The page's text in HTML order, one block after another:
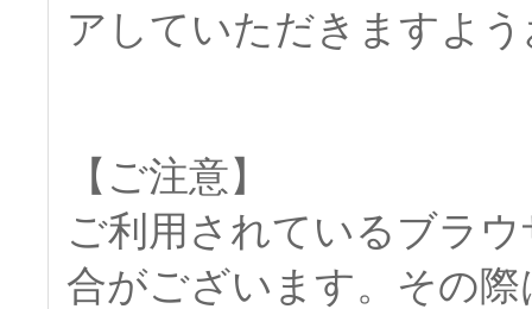
アしていただきますよ
【ご注意】
ご利用されているブラ
合がございます。その